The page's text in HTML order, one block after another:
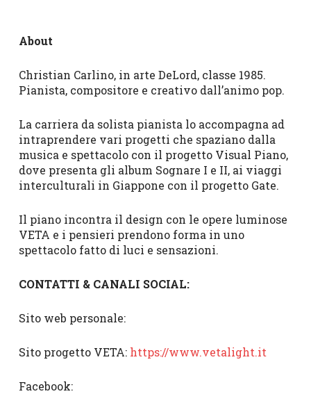
About
Christian Carlino, in arte DeLord, classe 1985.
Pianista, compositore e creativo dall’animo pop.
La carriera da solista pianista lo accompagna ad
intraprendere vari progetti che spaziano dalla
musica e spettacolo con il progetto Visual Piano,
dove presenta gli album Sognare I e II, ai viaggi
interculturali in Giappone con il progetto Gate.
Il piano incontra il design con le opere luminose
VETA e i pensieri prendono forma in uno
spettacolo fatto di luci e sensazioni.
CONTATTI & CANALI SOCIAL:
Sito web personale:
Sito progetto VETA: https://www.vetalight.it
Facebook: